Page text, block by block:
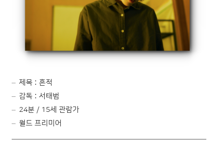
제목 : 흔적
감독 : 서태범
24분 / 15세 관람가
월드 프리미어